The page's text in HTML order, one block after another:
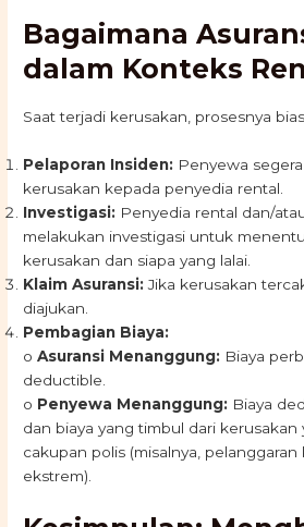
Bagaimana
dalam Konteks
Saat terjadi kerusakan, prosesnya
Pelaporan Insiden: Penyewa
kerusakan kepada penyedia rental.
Investigasi: Penyedia rental dan/
melakukan investigasi untuk
kerusakan dan siapa yang lalai.
Klaim Asuransi:Jika kerusakan
diajukan.
Pembagian Biaya:
oAsuransi Menanggung: Biaya
deductible.
o Penyewa Menanggung: Biaya
dan biaya yang timbul dari kerusakan
cakupan polis (misalnya,
ekstrem).